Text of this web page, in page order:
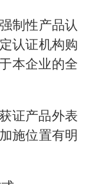
制性产品认
认证机构购
本企业的全
证产品外表
施位置有明